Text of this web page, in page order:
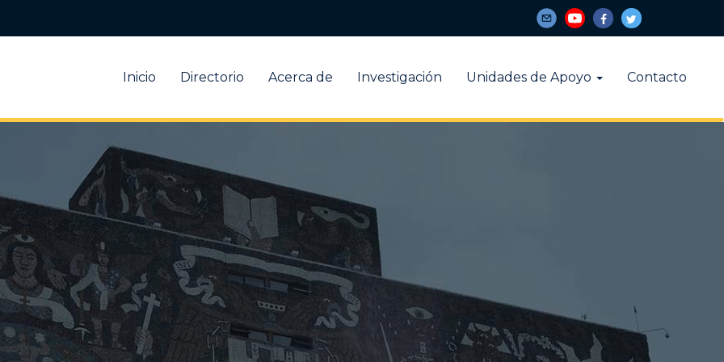
Inicio Directorio Acerca de Investigación Unidades de Apoyo Contacto